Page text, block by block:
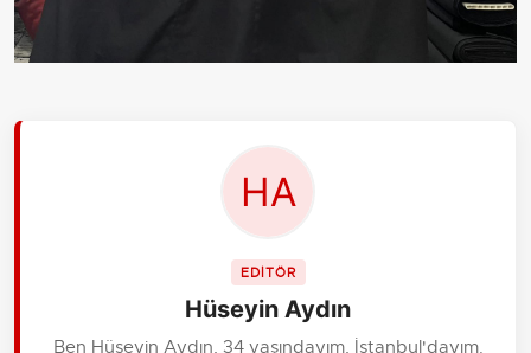
EDİTÖR
Hüseyin Aydın
Ben Hüseyin Aydın, 34 yaşındayım, İstanbul'dayım.